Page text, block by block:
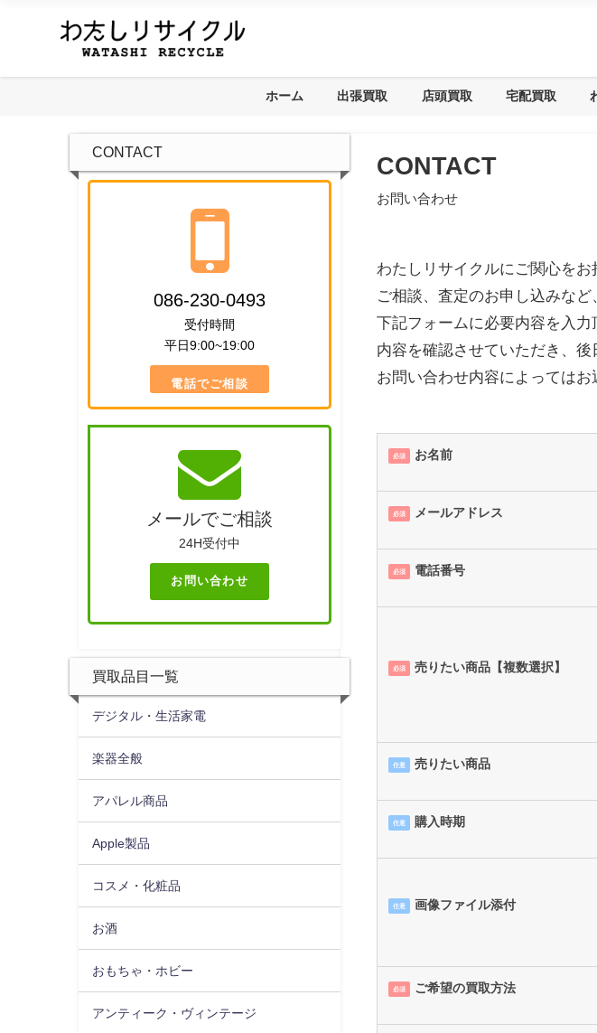
ホーム 出張買取 店頭買取 宅配買取
CONTACT
お問い合わせ
わたしリサイクルにご関心をお
ご相談、査定のお申し込みな
下記フォームに必要内容を入力
内容を確認させていただき、後
お問い合わせ内容によっては
必須 お名前
必須 メールアドレス
必須 電話番号
必須 売りたい商品【複数選択】
任意 売りたい商品
任意 購入時期
任意 画像ファイル添付
必須 ご希望の買取方法
CONTACT
086-230-0493
受付時間
平日9:00~19:00
電話でご相談
メールでご相談
24H受付中
お問い合わせ
買取品目一覧
デジタル・生活家電
楽器全般
アパレル商品
Apple製品
コスメ・化粧品
お酒
おもちゃ・ホビー
アンティーク・ヴィンテージ